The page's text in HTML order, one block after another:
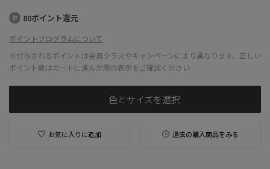
80ポイント還元
ポイントプログラムについて
※付与されるポイントは会員クラスやキャンペーンにより異なります。正しい
ポイント数はカートに進んだ際の表示をご確認ください
色とサイズを選択
お気に入りに追加 過去の購入商品をみる